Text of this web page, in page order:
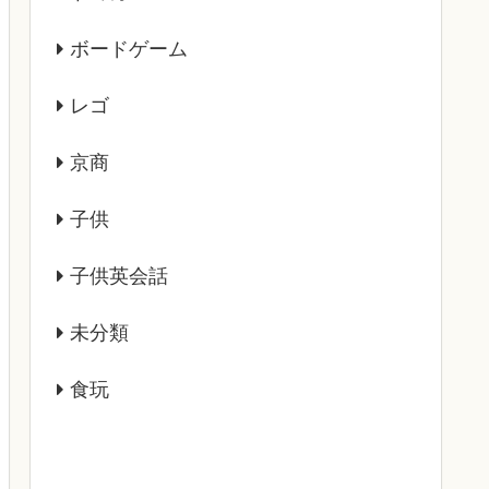
ボードゲーム
レゴ
京商
子供
子供英会話
未分類
食玩